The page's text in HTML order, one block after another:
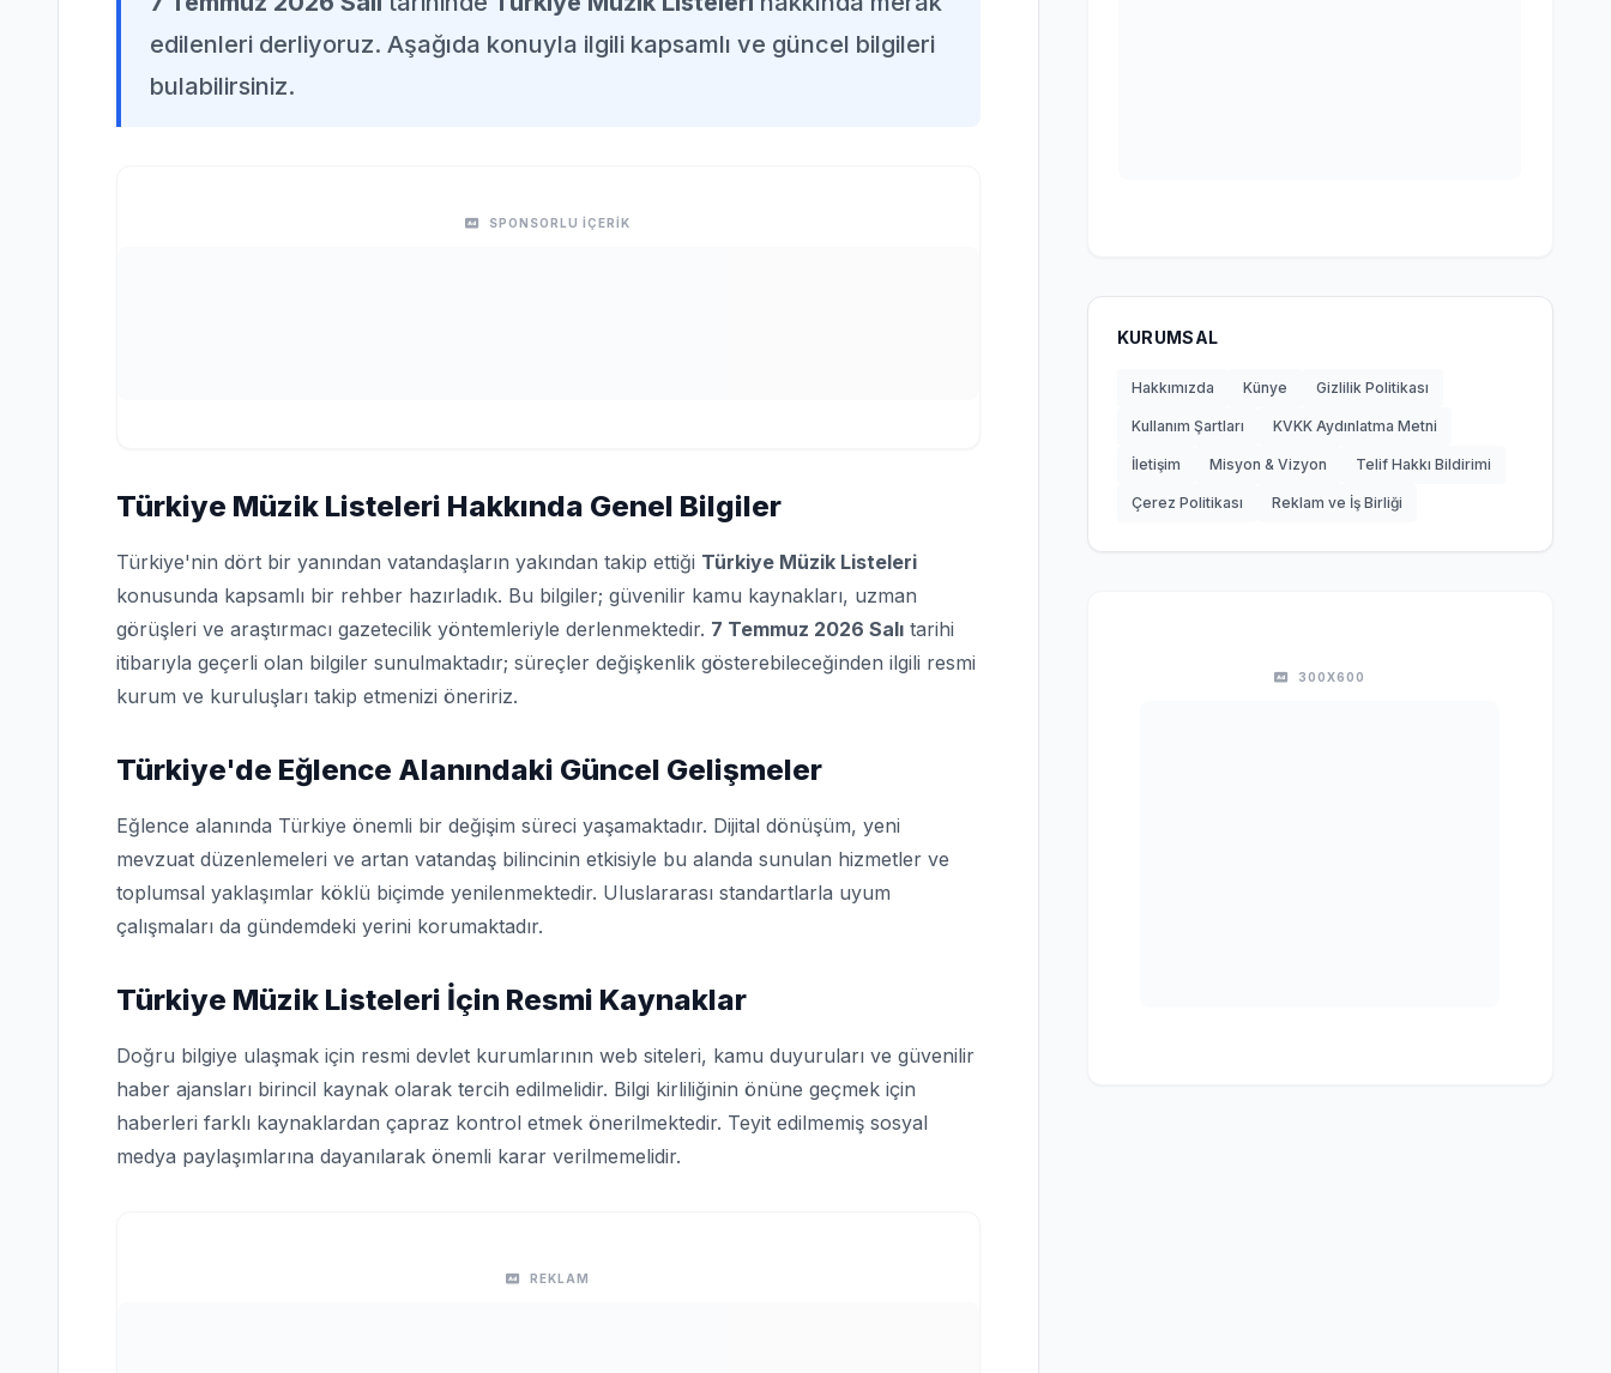
edilenleri derliyoruz. Aşağıda konuyla ilgili kapsamlı ve güncel bilgileri
bulabilirsiniz.
SPONSORLU İÇERİK
Türkiye Müzik Listeleri Hakkında Genel Bilgiler
Türkiye'nin dört bir yanından vatandaşların yakından takip ettiği Türkiye Müzik Listeleri
konusunda kapsamlı bir rehber hazırladık. Bu bilgiler; güvenilir kamu kaynakları, uzman
görüşleri ve araştırmacı gazetecilik yöntemleriyle derlenmektedir. 7 Temmuz 2026 Salı tarihi
itibarıyla geçerli olan bilgiler sunulmaktadır; süreçler değişkenlik gösterebileceğinden ilgili resmi
kurum ve kuruluşları takip etmenizi öneririz.
Türkiye'de Eğlence Alanındaki Güncel Gelişmeler
Eğlence alanında Türkiye önemli bir değişim süreci yaşamaktadır. Dijital dönüşüm, yeni
mevzuat düzenlemeleri ve artan vatandaş bilincinin etkisiyle bu alanda sunulan hizmetler ve
toplumsal yaklaşımlar köklü biçimde yenilenmektedir. Uluslararası standartlarla uyum
çalışmaları da gündemdeki yerini korumaktadır.
Türkiye Müzik Listeleri İçin Resmi Kaynaklar
Doğru bilgiye ulaşmak için resmi devlet kurumlarının web siteleri, kamu duyuruları ve güvenilir
haber ajansları birincil kaynak olarak tercih edilmelidir. Bilgi kirliliğinin önüne geçmek için
haberleri farklı kaynaklardan çapraz kontrol etmek önerilmektedir. Teyit edilmemiş sosyal
medya paylaşımlarına dayanılarak önemli karar verilmemelidir.
REKLAM
KURUMSAL
Hakkımızda Künye Gizlilik Politikası
Kullanım Şartları KVKK Aydınlatma Metni
İletişim Misyon & Vizyon Telif Hakkı Bildirimi
Çerez Politikası Reklam ve İş Birliği
300X600